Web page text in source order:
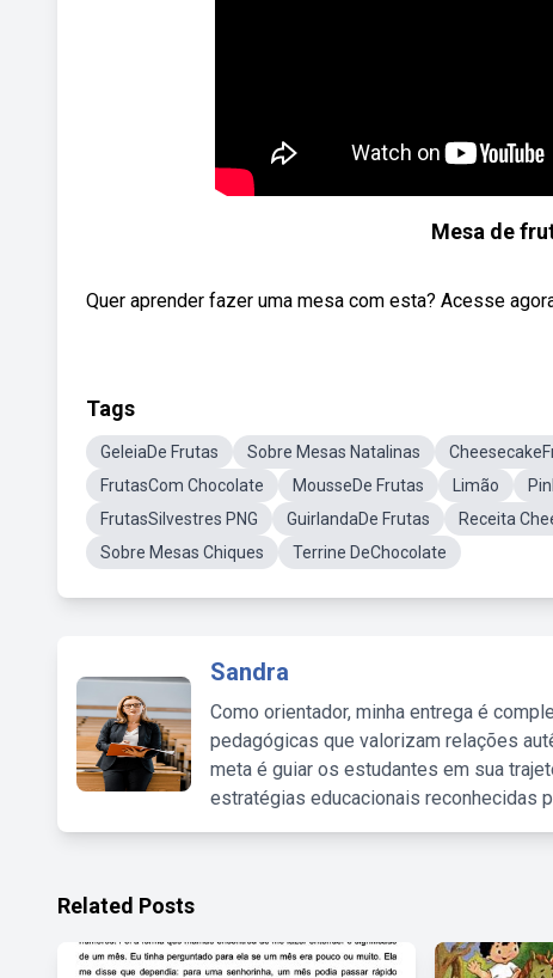
Mesa de
Quer aprender fazer uma mesa com esta? Acesse
Tags
GeleiaDe Frutas Sobre Mesas Natalinas
FrutasCom Chocolate
MousseDe Frutas Limão
FrutasSilvestres PNG
GuirlandaDe Frutas Receita
Sobre Mesas Chiques
Terrine DeChocolate
Sandra
Como orientador, minha entrega é
pedagógicas que valorizam relações
meta é guiar os estudantes em sua
estratégias educacionais reconhecidas
Related Posts